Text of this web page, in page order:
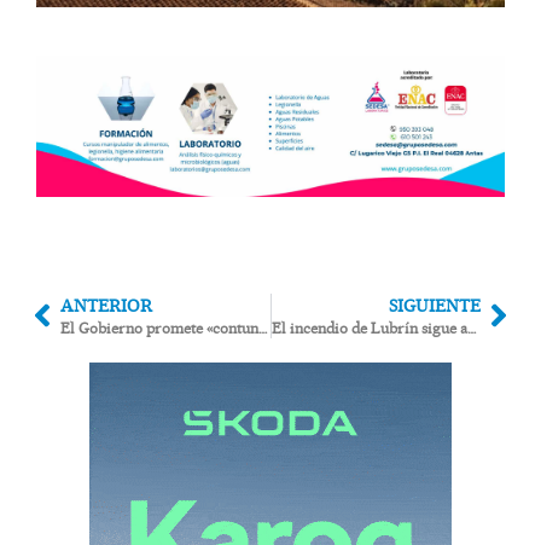
ANTERIOR
El Gobierno promete «contundencia contra las mafias» tras la muerte de los inmigrantes en Carboneras
SIGUIENTE
El incendio de Lubrín sigue activo tras doce días, aunque controlado